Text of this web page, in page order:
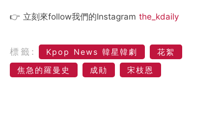
👉 立刻來follow我們的Instagram the_kdaily
標籤: Kpop News 韓星韓劇
花絮
焦急的羅曼史
成勛 宋枝恩